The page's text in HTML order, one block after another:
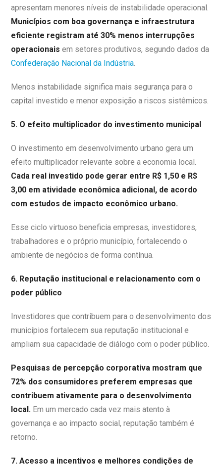
apresentam menores níveis de instabilidade operacional.
Municípios com boa governança e infraestrutura
eficiente registram até 30% menos interrupções
operacionais em setores produtivos, segundo dados da
Confederação Nacional da Indústria.
Menos instabilidade significa mais segurança para o
capital investido e menor exposição a riscos sistêmicos.
5. O efeito multiplicador do investimento municipal
O investimento em desenvolvimento urbano gera um
efeito multiplicador relevante sobre a economia local.
Cada real investido pode gerar entre R$ 1,50 e R$
3,00 em atividade econômica adicional, de acordo
com estudos de impacto econômico urbano.
Esse ciclo virtuoso beneficia empresas, investidores,
trabalhadores e o próprio município, fortalecendo o
ambiente de negócios de forma contínua.
6. Reputação institucional e relacionamento com o
poder público
Investidores que contribuem para o desenvolvimento dos
municípios fortalecem sua reputação institucional e
ampliam sua capacidade de diálogo com o poder público.
Pesquisas de percepção corporativa mostram que
72% dos consumidores preferem empresas que
contribuem ativamente para o desenvolvimento
local. Em um mercado cada vez mais atento à
governança e ao impacto social, reputação também é
retorno.
7. Acesso a incentivos e melhores condições de